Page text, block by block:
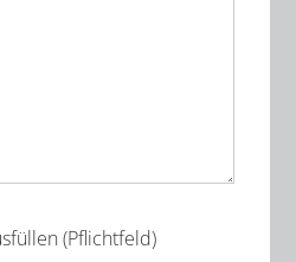
(Pflichtfeld)